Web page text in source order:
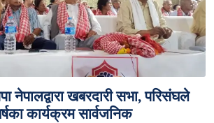
नेपालद्वारा खबरदारी सभा, परिसंघले
कार्यक्रम सार्वजनिक